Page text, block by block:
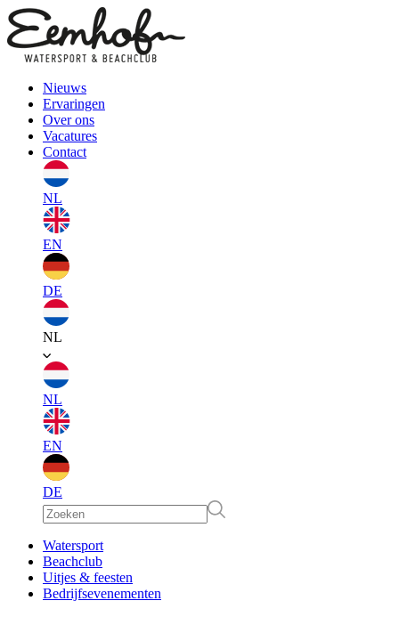
Nieuws
Ervaringen
Over ons
Vacatures
Contact
NL
EN
DE
NL
NL
EN
DE
EN
DE
Watersport
Beachclub
Uitjes & feesten
Bedrijfsevenementen